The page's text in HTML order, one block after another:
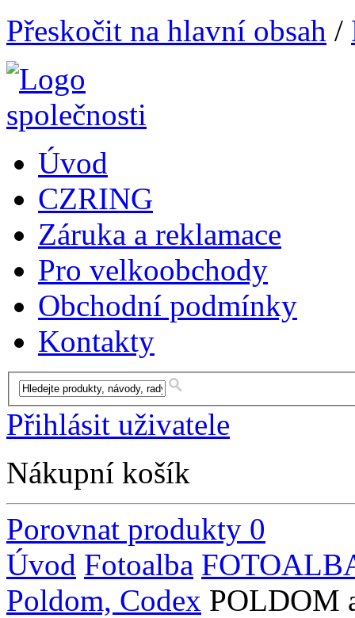
Přeskočit na hlavní obsah /
Úvod
CZRING
Záruka a reklamace
Pro velkoobchody
Obchodní podmínky
Kontakty
Přihlásit uživatele
Nákupní košík
Porovnat produkty 0
Úvod Fotoalba
Poldom, Codex POLDOM